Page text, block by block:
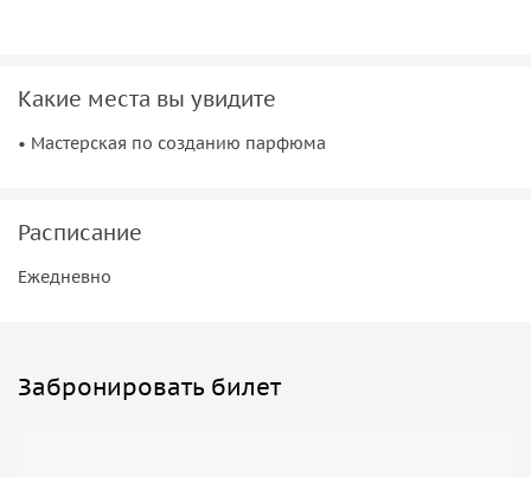
Какие места вы увидите
• Мастерская по созданию парфюма
Расписание
Ежедневно
Забронировать билет